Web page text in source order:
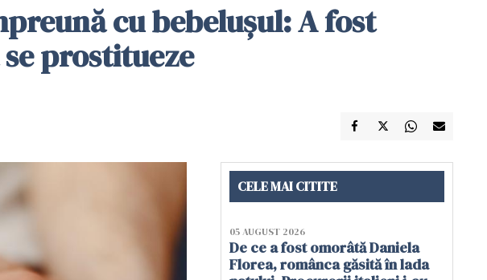
cu bebelușul: A fost
prostitueze
CELE MAI CITITE
05 AUGUST 2026
De ce a fost omorâtă Daniela
Florea, românca găsită în lada